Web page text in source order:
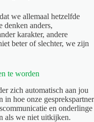
we allemaal hetzelfde
denken anders,
karakter, andere
beter of slechter, we zijn
te worden
zich automatisch aan jou
in hoe onze gesprekspartner
en onderlinge
als we niet uitkijken.